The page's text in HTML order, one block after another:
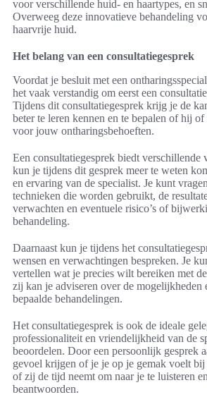
voor verschillende huid- en haartypes, en
Overweeg deze innovatieve behandeling
haarvrije huid.
Het belang van een consultatiegesprek
Voordat je besluit met een
het vaak verstandig om eerst een
Tijdens dit consultatiegesprek krijg je de
beter te leren kennen en te bepalen of hij
voor jouw ontharingsbehoeften.
Een consultatiegesprek biedt verschillende
kun je tijdens dit gesprek meer te weten
en ervaring van de specialist. Je kunt
technieken die worden gebruikt, de
verwachten en eventuele risico’s of
behandeling.
Daarnaast kun je tijdens het
wensen en verwachtingen bespreken. Je
vertellen wat je precies wilt bereiken met
zij kan je adviseren over de mogelijkheden
bepaalde behandelingen.
Het consultatiegesprek is ook de ideale
professionaliteit en vriendelijkheid van de
beoordelen. Door een persoonlijk gesprek
gevoel krijgen of je je op je gemak voelt
of zij de tijd neemt om naar je te luisteren
beantwoorden.